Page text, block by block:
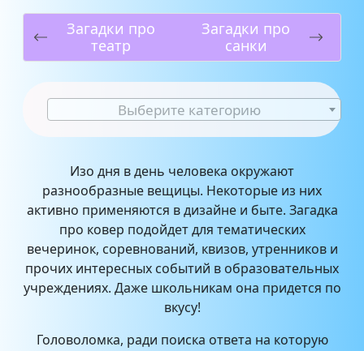
Загадки про
театр
Загадки про
санки
Выберите категорию
Изо дня в день человека окружают
разнообразные вещицы. Некоторые из них
активно применяются в дизайне и быте. Загадка
про ковер подойдет для тематических
вечеринок, соревнований, квизов, утренников и
прочих интересных событий в образовательных
учреждениях. Даже школьникам она придется по
вкусу!
Головоломка, ради поиска ответа на которую